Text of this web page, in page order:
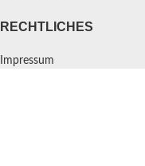
RECHTLICHES
Impressum